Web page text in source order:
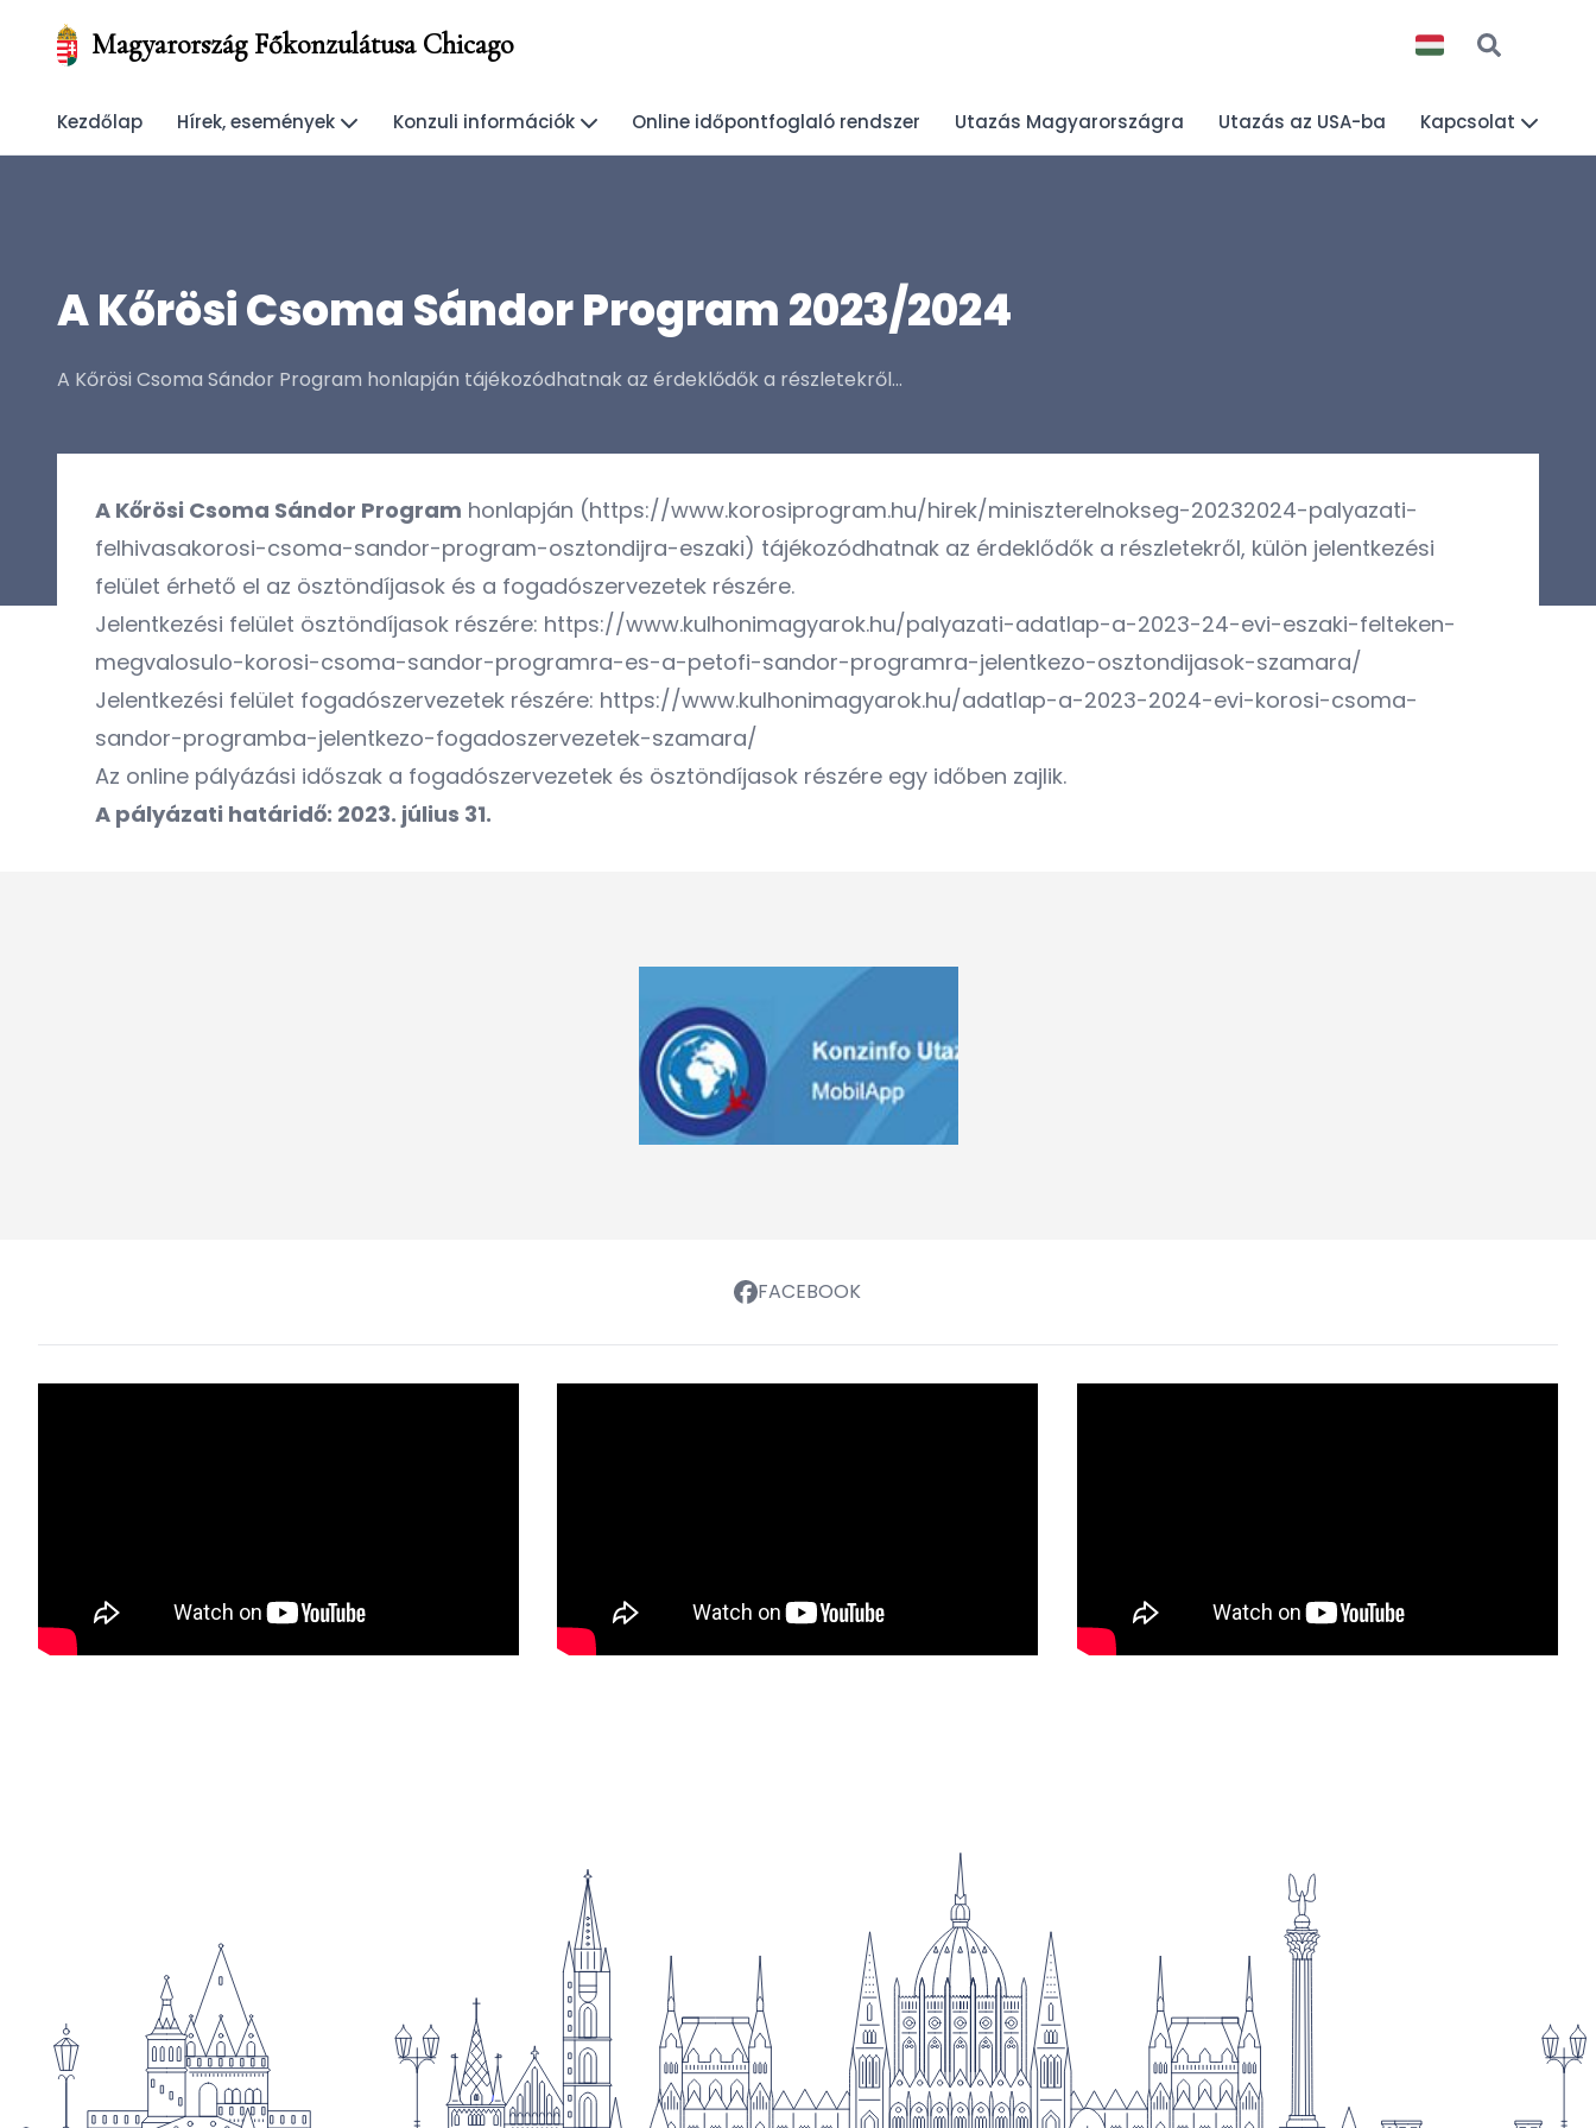
Magyarország Főkonzulátusa Chicago
Kezdőlap Hírek, események Konzuli információk Online időpontfoglaló rendszer Utazás Magyarországra Utazás az USA-ba Kapcsolat
A Kőrösi Csoma Sándor Program 2023/2024
A Kőrösi Csoma Sándor Program honlapján tájékozódhatnak az érdeklődők a részletekről...
A Kőrösi Csoma Sándor Program honlapján (https://www.korosiprogram.hu/hirek/miniszterelnokseg-20232024-palyazati-
felhivasakorosi-csoma-sandor-program-osztondijra-eszaki) tájékozódhatnak az érdeklődők a részletekről, külön jelentkezési
felület érhető el az ösztöndíjasok és a fogadószervezetek részére.
Jelentkezési felület ösztöndíjasok részére: https://www.kulhonimagyarok.hu/palyazati-adatlap-a-2023-24-evi-eszaki-felteken-
megvalosulo-korosi-csoma-sandor-programra-es-a-petofi-sandor-programra-jelentkezo-osztondijasok-szamara/
Jelentkezési felület fogadószervezetek részére: https://www.kulhonimagyarok.hu/adatlap-a-2023-2024-evi-korosi-csoma-
sandor-programba-jelentkezo-fogadoszervezetek-szamara/
Az online pályázási időszak a fogadószervezetek és ösztöndíjasok részére egy időben zajlik.
A pályázati határidő: 2023. július 31.
FACEBOOK